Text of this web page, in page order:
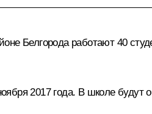
Белгорода работают 40
2017 года. В школе